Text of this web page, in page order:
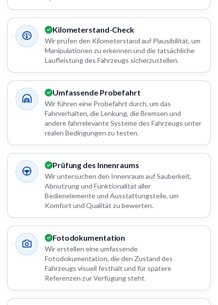
Kilometerstand-Check
Wir prüfen den Kilometerstand auf Plausibilität, um
Manipulationen zu erkennen und die tatsächliche
Laufleistung des Fahrzeugs sicherzustellen.
Umfassende Probefahrt
Wir führen eine Probefahrt durch, um das
Fahrverhalten, die Lenkung, die Bremsen und
andere fahrrelevante Systeme des Fahrzeugs unter
realen Bedingungen zu testen.
Prüfung des Innenraums
Wir untersuchen den Innenraum auf Sauberkeit,
Abnutzung und Funktionalität aller
Bedienelemente und Ausstattungsteile, um
Komfort und Qualität zu bewerten.
Fotodokumentation
Wir erstellen eine umfassende
Fotodokumentation, die den Zustand des
Fahrzeugs visuell festhält und für spätere
Referenzen zur Verfügung steht.